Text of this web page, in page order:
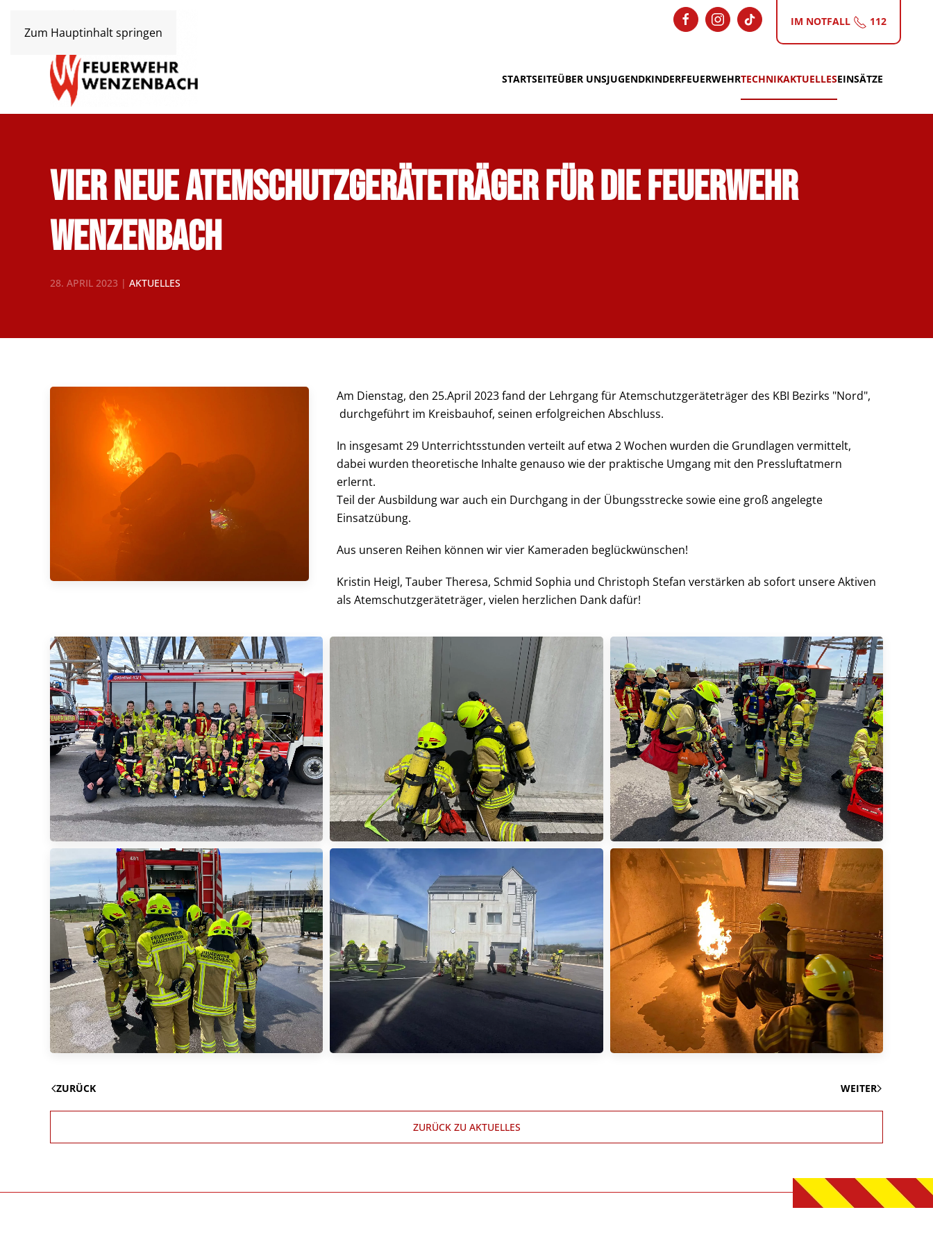
Zum Hauptinhalt springen
IM NOTFALL 112
STARTSEITEÜBER UNSJUGENDKINDERFEUERWEHRTECHNIKAKTUELLESEINSÄTZE
Vier neue Atemschutzgeräteträger für die Feuerwehr
Wenzenbach
28. APRIL 2023 | AKTUELLES
Am Dienstag, den 25.April 2023 fand der Lehrgang für Atemschutzgeräteträger des KBI Bezirks "Nord",
durchgeführt im Kreisbauhof, seinen erfolgreichen Abschluss.
In insgesamt 29 Unterrichtsstunden verteilt auf etwa 2 Wochen wurden die Grundlagen vermittelt,
dabei wurden theoretische Inhalte genauso wie der praktische Umgang mit den Pressluftatmern
erlernt.
Teil der Ausbildung war auch ein Durchgang in der Übungsstrecke sowie eine groß angelegte
Einsatzübung.
Aus unseren Reihen können wir vier Kameraden beglückwünschen!
Kristin Heigl, Tauber Theresa, Schmid Sophia und Christoph Stefan verstärken ab sofort unsere Aktiven
als Atemschutzgeräteträger, vielen herzlichen Dank dafür!
ZURÜCK WEITER
ZURÜCK ZU AKTUELLES